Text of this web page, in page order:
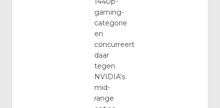
gaming-
categorie
en
concurreert
daar
tegen
NVIDIA's
mid-
range